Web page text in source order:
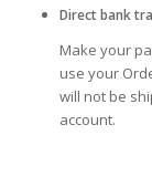
Direct bank
Make your
use your
will not be
account.